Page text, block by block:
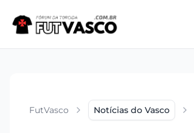
FutVasco Notícias do Vasco